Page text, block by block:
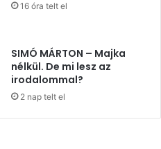
16 óra telt el
SIMÓ MÁRTON – Majka
nélkül. De mi lesz az
irodalommal?
2 nap telt el